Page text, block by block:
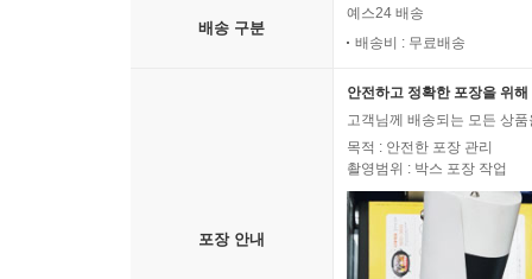
배송 구분
예스24 배송
배송비 : 무료배송
포장 안내
안전하고 정확한 포장을 위
고객님께 배송되는 모든 상
목적 : 안전한 포장 관리
촬영범위 : 박스 포장 작업